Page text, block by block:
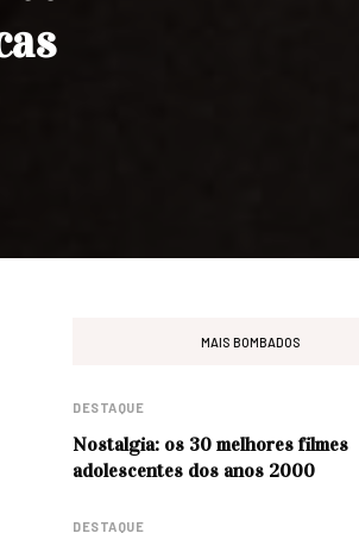
MAIS BOMBADOS
DESTAQUE
Nostalgia: os 30 melhores filmes
adolescentes dos anos 2000
DESTAQUE